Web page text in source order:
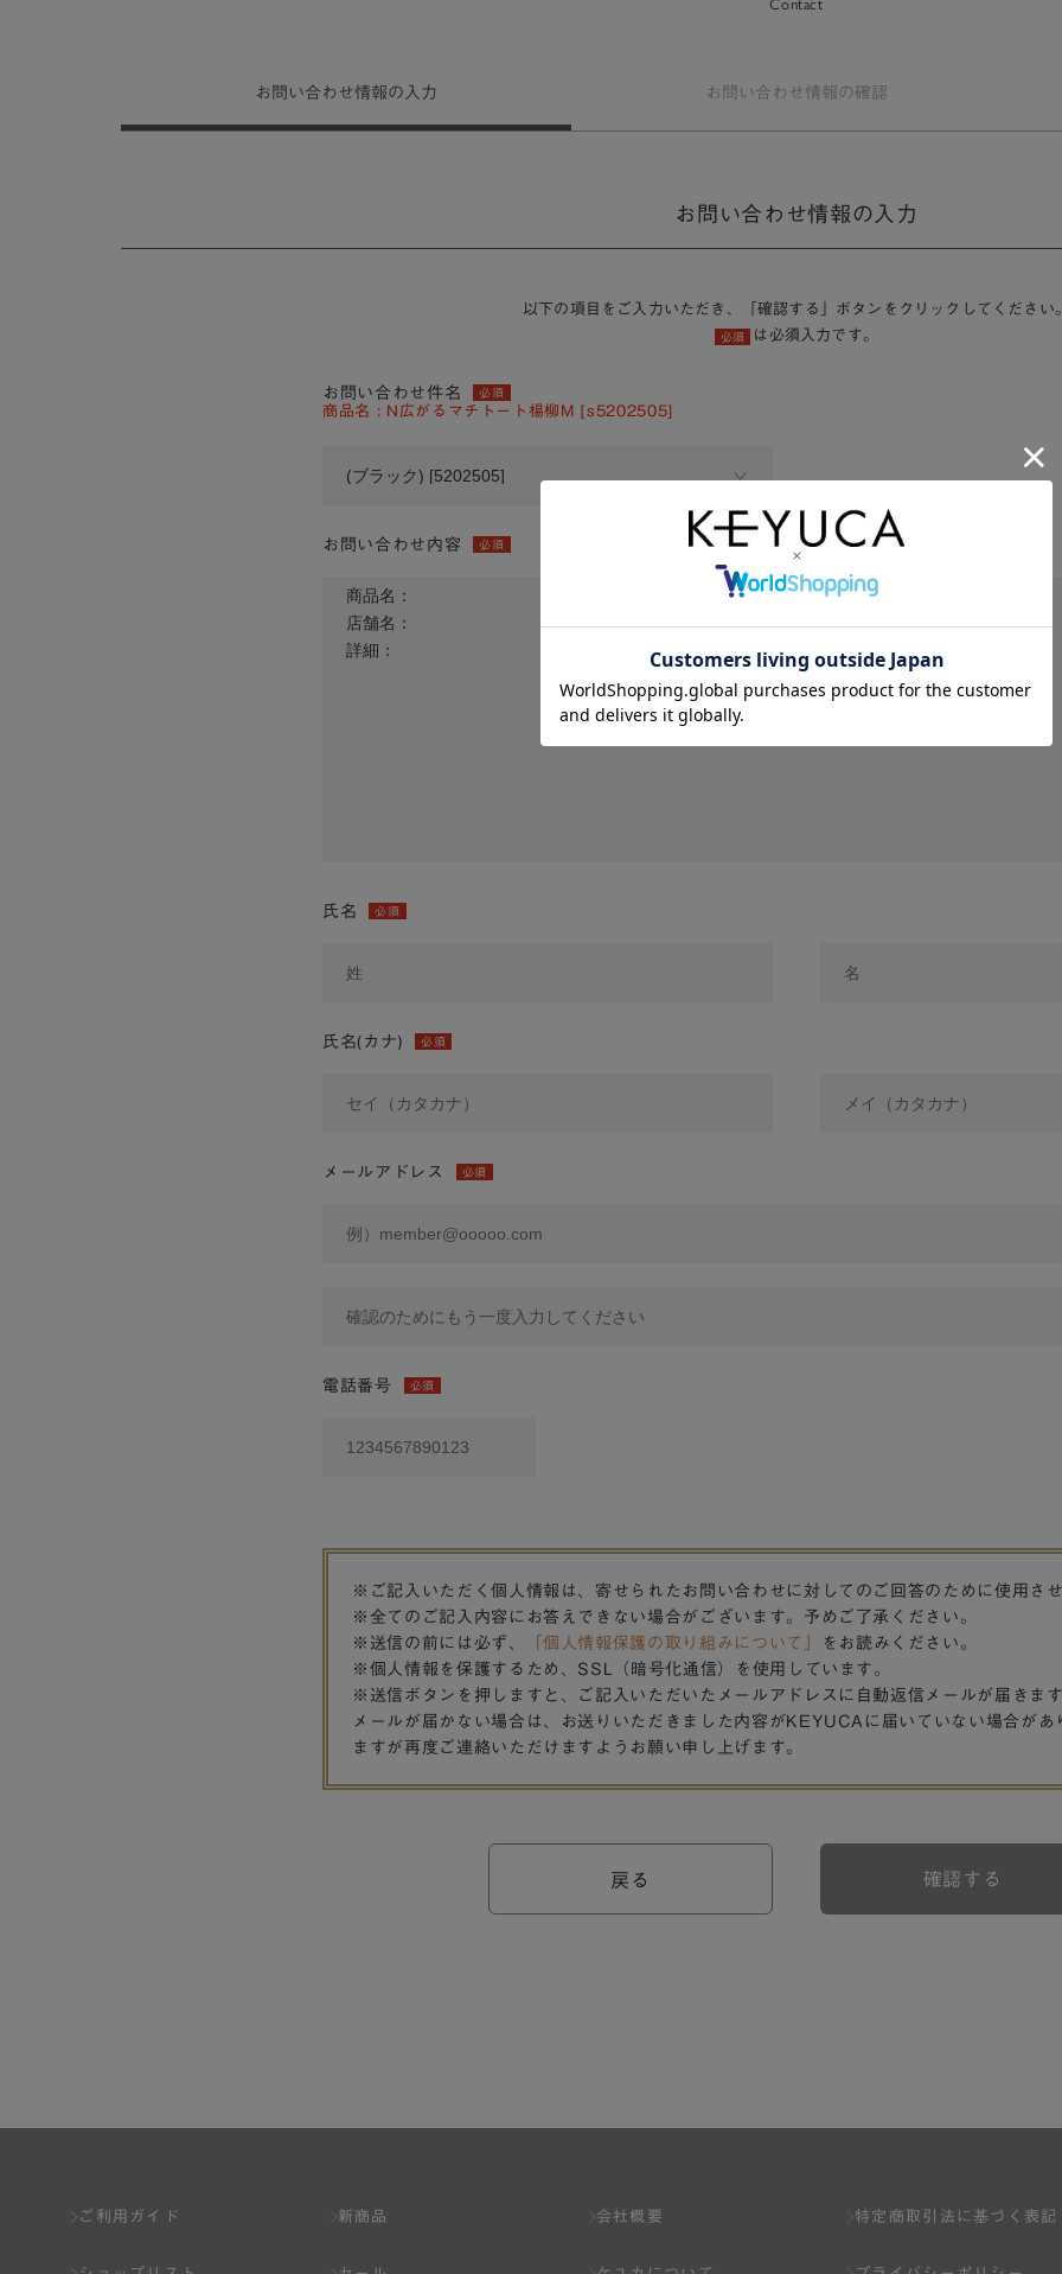
Contact
お問い合わせ情報の入力 お問い合わせ 情報の確認
お問い合わせ情報の入力
以下の項目をご入力いただき、「確認する」ボタンをクリックしてください
必須 は必須入力です。
お問い合わせ件名 必須
商品名 : N広がるマチトート楊柳M [s5202505]
お問い合わせ内容 必須
氏名 必須
氏名(カナ) 必須
メールアドレス 必須
電話番号 必須
※ご記入いただく個人情報は、寄せられたお問い合わせに対してのご回答のために使用さ
※全てのご記入内容にお答えできない場合がございます。予めご了承ください。
※送信の前には必ず、
「個人情報保護の取り組みについて」
をお読みください。
※個人情報を保護するため、SSL（暗号化通信）を使用しています。
※送信ボタンを押しますと、ご記入いただいたメールアドレスに自動返信メールが届きま
メールが届かない場合は、お送りいただきました内容がKEYUCAに届いていない場合があ
ますが再度ご連絡いただけますようお願い申し上げます。
戻る 確認する
ご利用ガイド 新商品 会社概要 特定商取引法に基づく表記